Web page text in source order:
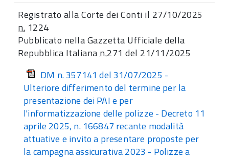
Registrato alla Corte dei Conti il 27/10/2025
n. 1224
Pubblicato nella Gazzetta Ufficiale della
Repubblica Italianan.271 del 21/11/2025
DM n. 357141 del 31/07/2025 -
Ulteriore differimento del termine per la
presentazione dei PAI e per
l'informatizzazione delle polizze - Decreto 11
aprile 2025, n. 166847 recante modalità
attuative e invito a presentare proposte per
la campagna assicurativa 2023 - Polizze a